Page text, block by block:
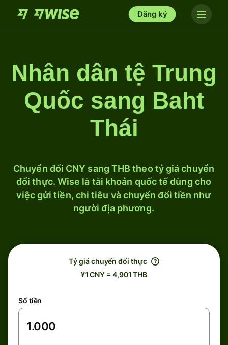
Đăng ký
Nhân dân tệ Trung
Quốc sang Baht
Thái
Chuyển đổi CNY sang THB theo tỷ giá chuyển
đổi thực. Wise là tài khoản quốc tế dùng cho
việc gửi tiền, chi tiêu và chuyển đổi tiền như
người địa phương.
Tỷ giá chuyển đổi thực
¥1 CNY = 4,901 THB
Số tiền